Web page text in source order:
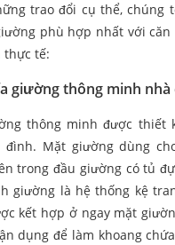
trao đổi cụ thể, chúng
phù hợp nhất với
thực tế:
giường thông minh nhà
thông minh được thiết
đình. Mặt giường dùng
trong đầu giường có tủ
giường là hệ thống kệ
kết hợp ở ngay mặt
dụng để làm khoang